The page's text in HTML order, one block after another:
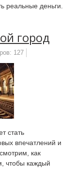
реальные деньги.
город
127
стать
впечатлений и
как
чтобы каждый